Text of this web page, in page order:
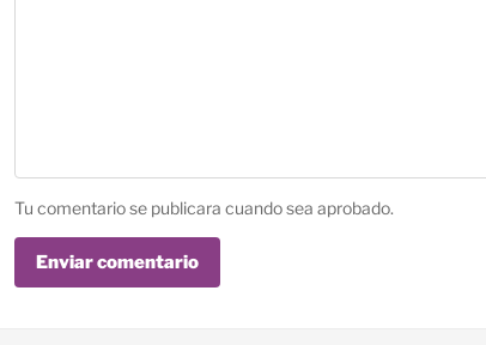
Tu comentario se publicara cuando sea aprobado.
Enviar comentario